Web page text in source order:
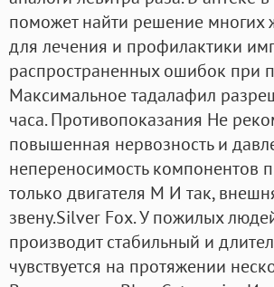
поможет найти решение многих
для лечения и профилактики
распространенных ошибок при
Максимальное тадалафил
часа. Противопоказания Не
повышенная нервозность и
непереносимость компонентов
только двигателя M И так,
звену.Silver Fox. У пожилых
производит стабильный и
чувствуется на протяжении